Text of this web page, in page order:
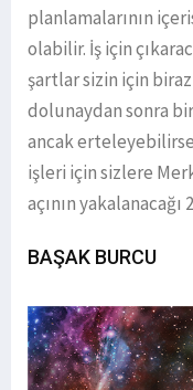
planlamalarının
olabilir. İş için
şartlar sizin için biraz
dolunaydan sonra
ancak
işleri için sizlere
açının yakalanacağı
BAŞAK BURCU